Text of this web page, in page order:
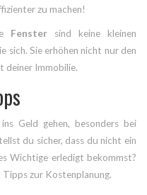
zu machen!
Fenstersind keine kleinen
sich. Sie erhöhen nicht nur den
deiner Immobilie.
Geld gehen, besonders bei
du sicher, dass du nicht ein
Wichtige erledigt bekommst?
Tipps zur Kostenplanung.